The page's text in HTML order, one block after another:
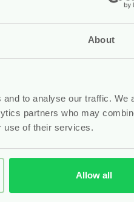
About
to analyse our traffic. We
partners who may
use of their services.
Allow all